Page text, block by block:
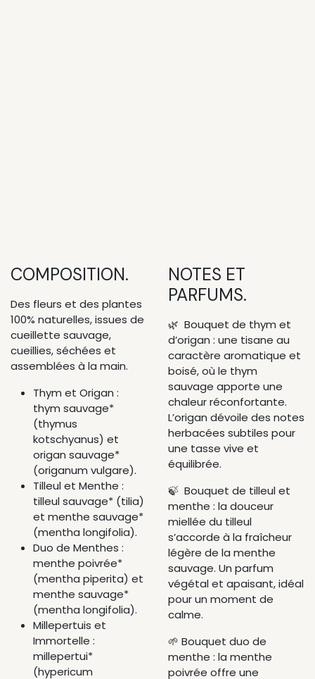
COMPOSITION.
Des fleurs et des plantes
100% naturelles, issues de
cueillette sauvage,
cueillies, séchées et
assemblées à la main.
Thym et Origan :
thym sauvage*
(thymus
kotschyanus) et
origan sauvage*
(origanum vulgare).
Tilleul et Menthe :
tilleul sauvage* (tilia)
et menthe sauvage*
(mentha longifolia).
Duo de Menthes :
menthe poivrée*
(mentha piperita) et
menthe sauvage*
(mentha longifolia).
Millepertuis et
Immortelle :
millepertui*
(hypericum
NOTES ET
PARFUMS.
🌿 Bouquet de thym et
d’origan : une tisane au
caractère aromatique et
boisé, où le thym
sauvage apporte une
chaleur réconfortante.
L’origan dévoile des notes
herbacées subtiles pour
une tasse vive et
équilibrée.
🍃 Bouquet de tilleul et
menthe : la douceur
miellée du tilleul
s’accorde à la fraîcheur
légère de la menthe
sauvage. Un parfum
végétal et apaisant, idéal
pour un moment de
calme.
🌱 Bouquet duo de
menthe : la menthe
poivrée offre une